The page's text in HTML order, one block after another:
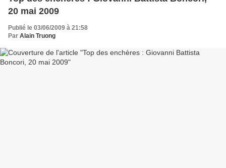
20 mai 2009
Publié le 03/06/2009 à 21:58
Par Alain Truong